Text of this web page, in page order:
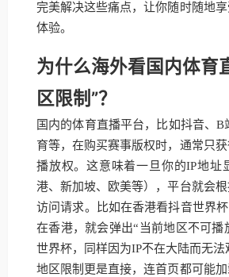
完美解决这些痛点，让你随时随地
体验。
为什么海外看国内体育
区限制”？
国内的体育直播平台，比如抖音、B
育等，在购买赛事版权时，通常只
播放权。这意味着一旦你的IP地址
港、新加坡、欧美等），平台就会
访问请求。比如在香港看抖音世界
在香港，就会弹出“当前地区不可播
世界杯，同样因为IP不在大陆而无
地区限制更是直接，连首页都可能